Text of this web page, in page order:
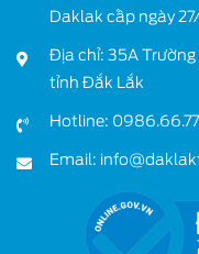
Daklak cấp ngày
Địa chỉ: 35A Trường
tỉnh Đắk Lắk
Hotline:
Email: